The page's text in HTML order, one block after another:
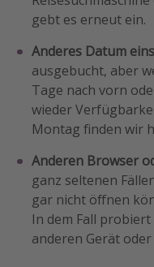
gebt es erneut ein.
Anderes Datum
ausgebucht, aber
Tage nach vorn
wieder
Montag finden wir
Anderen Browser
ganz seltenen
gar nicht öffnen
In dem Fall
anderen Gerät